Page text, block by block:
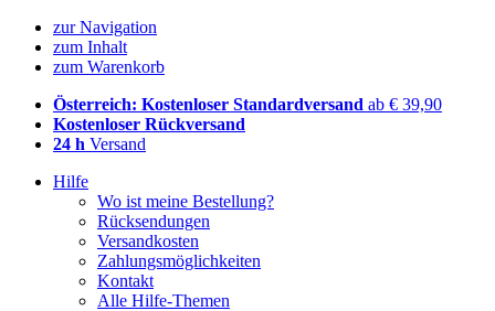
zur Navigation
zum Inhalt
zum Warenkorb
Österreich: Kostenloser Standardversand ab € 39,90
Kostenloser Rückversand
24 h Versand
Hilfe
Wo ist meine Bestellung?
Rücksendungen
Versandkosten
Zahlungsmöglichkeiten
Kontakt
Alle Hilfe-Themen